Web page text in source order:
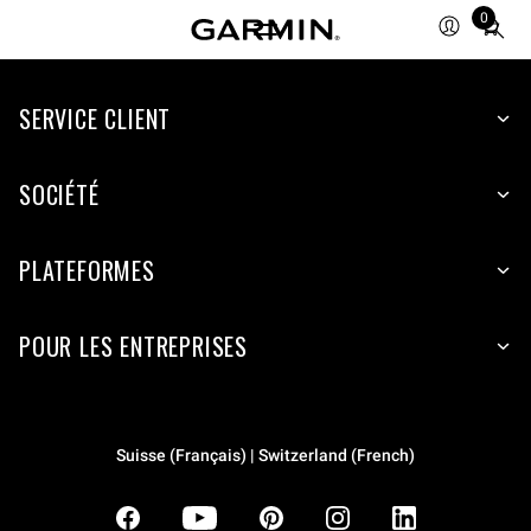
0
Total
items
cart:
SERVICE CLIENT
SOCIÉTÉ
PLATEFORMES
POUR LES ENTREPRISES
Suisse (Français) | Switzerland (French)